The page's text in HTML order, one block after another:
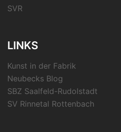
SVR
LINKS
Kunst in der Fabrik
Neubecks Blog
SBZ Saalfeld-Rudolstadt
SV Rinnetal Rottenbach